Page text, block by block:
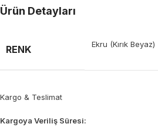
Ürün Detayları
RENK Ekru (Kırık Beyaz)
Kargo & Teslimat
Kargoya Veriliş Süresi: